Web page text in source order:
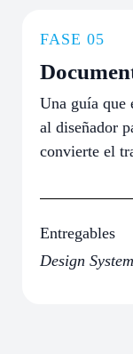
FASE 05
Una guía que
al diseñador
convierte el
Entregables
Design